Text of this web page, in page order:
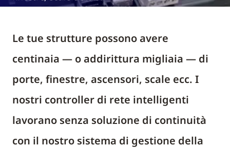
Le tue strutture possono avere
centinaia — o addirittura migliaia — di
porte, finestre, ascensori, scale ecc. I
nostri controller di rete intelligenti
lavorano senza soluzione di continuità
con il nostro sistema di gestione della